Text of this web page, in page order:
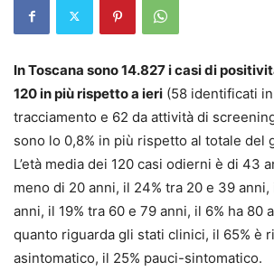
In Toscana sono 14.827 i casi di
120 in più rispetto a ieri (58 identificati
tracciamento e 62 da attività di
sono lo 0,8% in più rispetto al totale del
L’età media dei 120 casi odierni è di 43
meno di 20 anni, il 24% tra 20 e 39
anni, il 19% tra 60 e 79 anni, il 6% ha 80
quanto riguarda gli stati clinici, il 65% è
asintomatico, il 25% pauci-sintomatico.